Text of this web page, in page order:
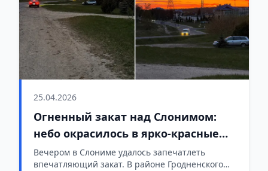
25.04.2026
Огненный закат над Слонимом:
небо окрасилось в ярко-красные
оттенки
Вечером в Слониме удалось запечатлеть
впечатляющий закат. В районе Гродненского